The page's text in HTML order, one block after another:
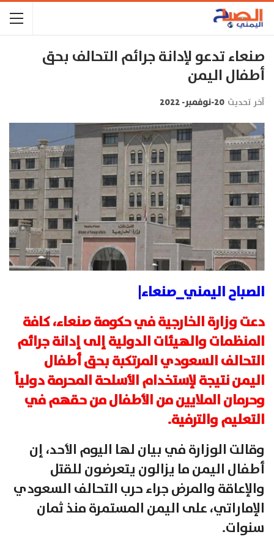
صنعاء تدعو لإدانة جرائم التحالف بحق
أطفال اليمن
آخر تحديث 20-نوفمبر- 2022
الصباح اليمني_صنعاء|
دعت وزارة الخارجية في حكومة صنعاء، كافة
المنظمات والهيئات الدولية إلى إدانة جرائم
التحالف السعودي المرتكبة بحق أطفال
اليمن نتيجة لإستخدام الأسلحة المحرمة دولياً
وحرمان الملايين من الأطفال من حقهم في
التعليم والترفية.
وقالت الوزارة في بيان لها اليوم الأحد، إن
أطفال اليمن ما يزالون يتعرضون للقتل
والإعاقة والمرض جراء حرب التحالف السعودي
الإماراتي، على اليمن المستمرة منذ ثمان
سنوات.